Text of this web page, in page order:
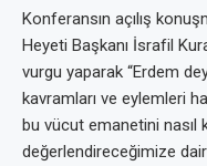
Konferansın açılış
Heyeti Başkanı İsrafil
vurgu yaparak “Erdem
kavramları ve eylemleri
bu vücut emanetini nasıl
değerlendireceğimize